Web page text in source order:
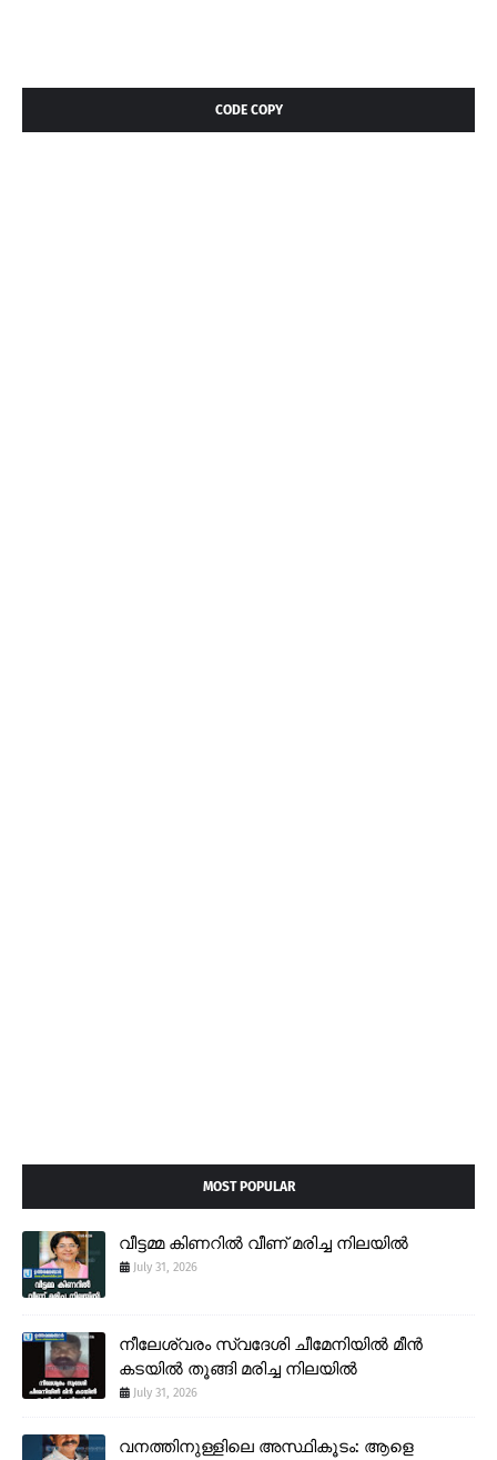
CODE COPY
MOST POPULAR
വീട്ടമ്മ കിണറിൽ വീണ് മരിച്ച നിലയിൽ
July 31, 2026
നീലേശ്വരം സ്വദേശി ചീമേനിയിൽ മീൻ
കടയിൽ തൂങ്ങി മരിച്ച നിലയിൽ
July 31, 2026
വനത്തിനുള്ളിലെ അസ്ഥികൂടം: ആളെ